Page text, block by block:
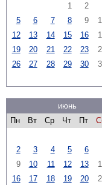
1
2
5
6 7 8 9
12
13 14 15 16
19
20 21 22 23
26
27 28 29 30
июнь
Пн
Вт Ср Чт Пт
2
3 4 5 6
9
10 11 12 13
16
17 18 19 20